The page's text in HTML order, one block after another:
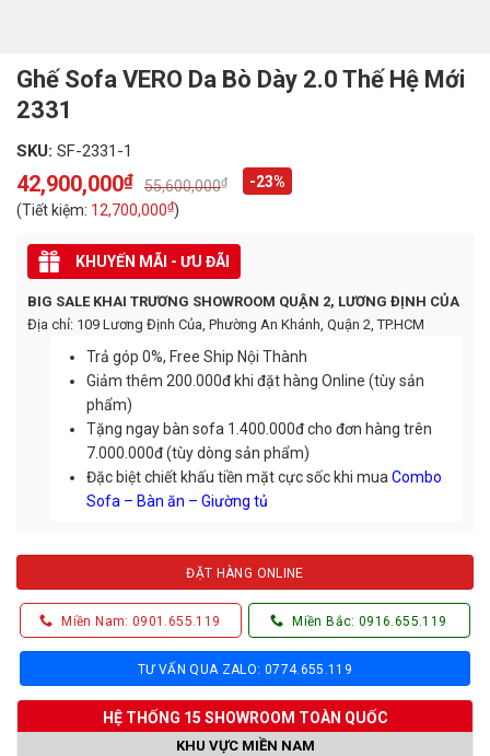
Ghế Sofa VERO Da Bò Dày 2.0 Thế Hệ Mới
2331
SKU: SF-2331-1
55,600,000₫
Original
price
was:
55,600,000₫.
42,900,000₫
Current
price
is:
42,900,000₫.
-23%
(Tiết kiệm: 12,700,000₫)
KHUYẾN MÃI - ƯU ĐÃI
BIG SALE KHAI TRƯƠNG SHOWROOM QUẬN 2, LƯƠNG ĐỊNH CỦA
Địa chỉ: 109 Lương Định Của, Phường An Khánh, Quận 2, TP.HCM
Trả góp 0%, Free Ship Nội Thành
Giảm thêm 200.000đ khi đặt hàng Online (tùy sản
phẩm)
Tặng ngay bàn sofa 1.400.000đ cho đơn hàng trên
7.000.000đ (tùy dòng sản phẩm)
Đặc biệt chiết khấu tiền mặt cực sốc khi muaCombo
Sofa – Bàn ăn – Giường tủ
ĐẶT HÀNG ONLINE
Miền Nam: 0901.655.119 Miền Bắc: 0916.655.119
TƯ VẤN QUA ZALO: 0774.655.119
HỆ THỐNG 15 SHOWROOM TOÀN QUỐC
KHU VỰC MIỀN NAM